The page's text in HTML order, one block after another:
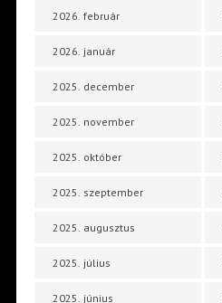
2026. február
2026. január
2025. december
2025. november
2025. október
2025. szeptember
2025. augusztus
2025. július
2025. június